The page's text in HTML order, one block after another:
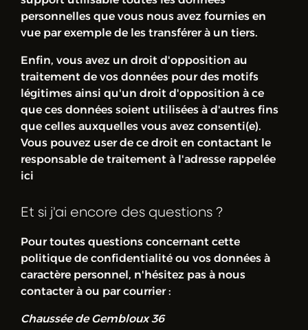
personnelles que vous nous avez fournies en
vue par exemple de les transférer à un tiers.
Enfin, vous avez un droit d'opposition au
traitement de vos données pour des motifs
légitimes ainsi qu'un droit d'opposition à ce
que ces données soient utilisées à d'autres fins
que celles auxquelles vous avez consenti(e).
Vous pouvez user de ce droit en contactant le
responsable de traitement à l'adresse rappelée
ici
Et si j'ai encore des questions ?
Pour toutes questions concernant cette
politique de confidentialité ou vos données à
caractère personnel, n'hésitez pas à nous
contacter à ou par courrier :
Chaussée de Gembloux 36